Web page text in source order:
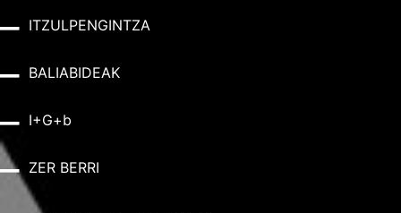
ITZULPENGINTZA
BALIABIDEAK
I+G+b
ZER BERRI